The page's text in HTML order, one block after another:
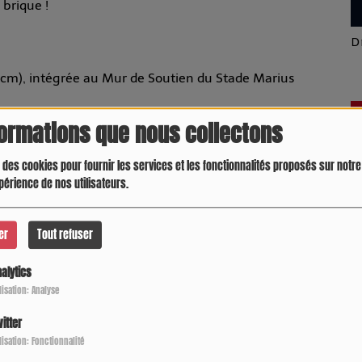
que nous collectons
des cookies pour fournir les services et les fonctionnalités proposés sur
de nos utilisateurs.
Tout refuser
Analyse
Fonctionnalité
brique !
intégrée au Mur de Soutien du Stade Marius
intégrée au Mur de Soutien.